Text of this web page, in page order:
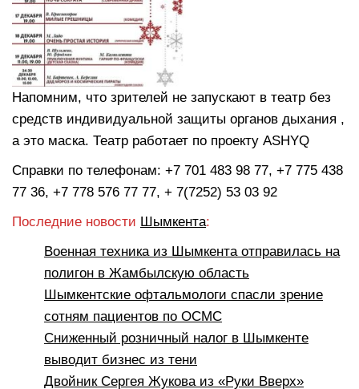
Напомним, что зрителей не запускают в театр без
средств индивидуальной защиты органов дыхания ,
а это маска. Театр работает по проекту ASHYQ
Справки по телефонам: +7 701 483 98 77, +7 775 438
77 36, +7 778 576 77 77, + 7(7252) 53 03 92
Последние новости Шымкента:
Военная техника из Шымкента отправилась на
полигон в Жамбылскую область
Шымкентские офтальмологи спасли зрение
сотням пациентов по ОСМС
Сниженный розничный налог в Шымкенте
выводит бизнес из тени
Двойник Сергея Жукова из «Руки Вверх»